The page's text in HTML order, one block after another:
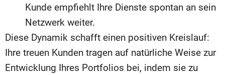
Kunde empfiehlt Ihre Dienste spontan an sein
Netzwerk weiter.
Diese Dynamik schafft einen positiven Kreislauf:
Ihre treuen Kunden tragen auf natürliche Weise zur
Entwicklung Ihres Portfolios bei, indem sie zu